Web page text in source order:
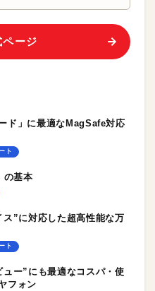
ージ
ド」に最適なMagSafe対応
ト
の基本
ス”に対応した超高性能な万
ト
ュー”にも最適なコスパ・使
フォン